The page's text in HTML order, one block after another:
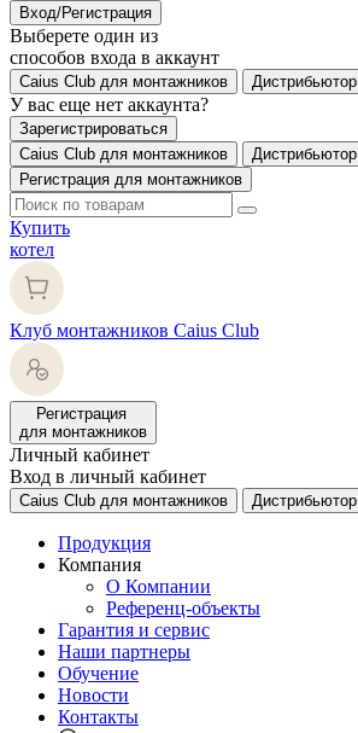
Вход/Регистрация
Выберете один из
способов входа в аккаунт
Caius Club для монтажников Дистрибьютор
У вас еще нет аккаунта?
Зарегистрироваться
Caius Club для монтажников
Дистрибьютор
Регистрация для монтажников
Купить
котел
Клуб монтажников Caius Club
Регистрация
для монтажников
Личный кабинет
Вход в личный кабинет
Caius Club для монтажников Дистрибьютор
Продукция
Компания
О Компании
Референц-объекты
Гарантия и сервис
Наши партнеры
Обучение
Новости
Контакты